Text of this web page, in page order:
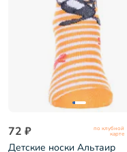
72 ₽ по клубной
карте
Детские носки Альтаир